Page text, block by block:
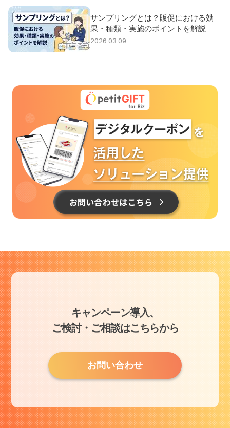
サンプリングとは？販促における効
果・種類・実施のポイントを解説
2026.03.09
キャンペーン導入、
ご検討・ご相談はこちらから
お問い合わせ